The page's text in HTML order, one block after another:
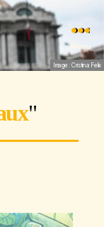
Image : Cristina Felix
"